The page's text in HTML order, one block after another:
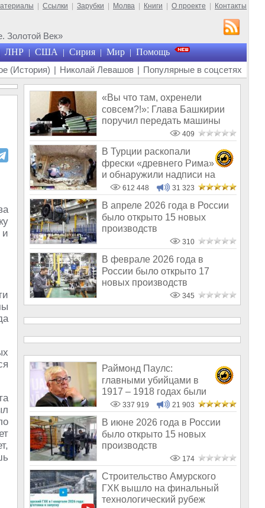
Ссылки Зарубки Молва Книги О проекте Контакты
Золотой Век»
ЛНР | США | Сирия | Мир | Помощь
(История) | Николай Левашов | Популярные в соцсетях
и
«Вы что там, охренели
совсем?!»: Глава Башкирии
поручил передать машины
409
В Турции раскопали
фрески «древнего Рима»
и обнаружили надписи на
Русском!
612 448 31 323
В апреле 2026 года в России
было открыто 15 новых
производств
310
В феврале 2026 года в
России было открыто 17
новых производств
345
Раймонд Паулс:
главными убийцами в
1917 – 1918 годах были
латыши и евреи, а не русс
337 919 21 903
В июне 2026 года в России
было открыто 15 новых
производств
174
Строительство Амурского
ГХК вышло на финальный
технологический рубеж